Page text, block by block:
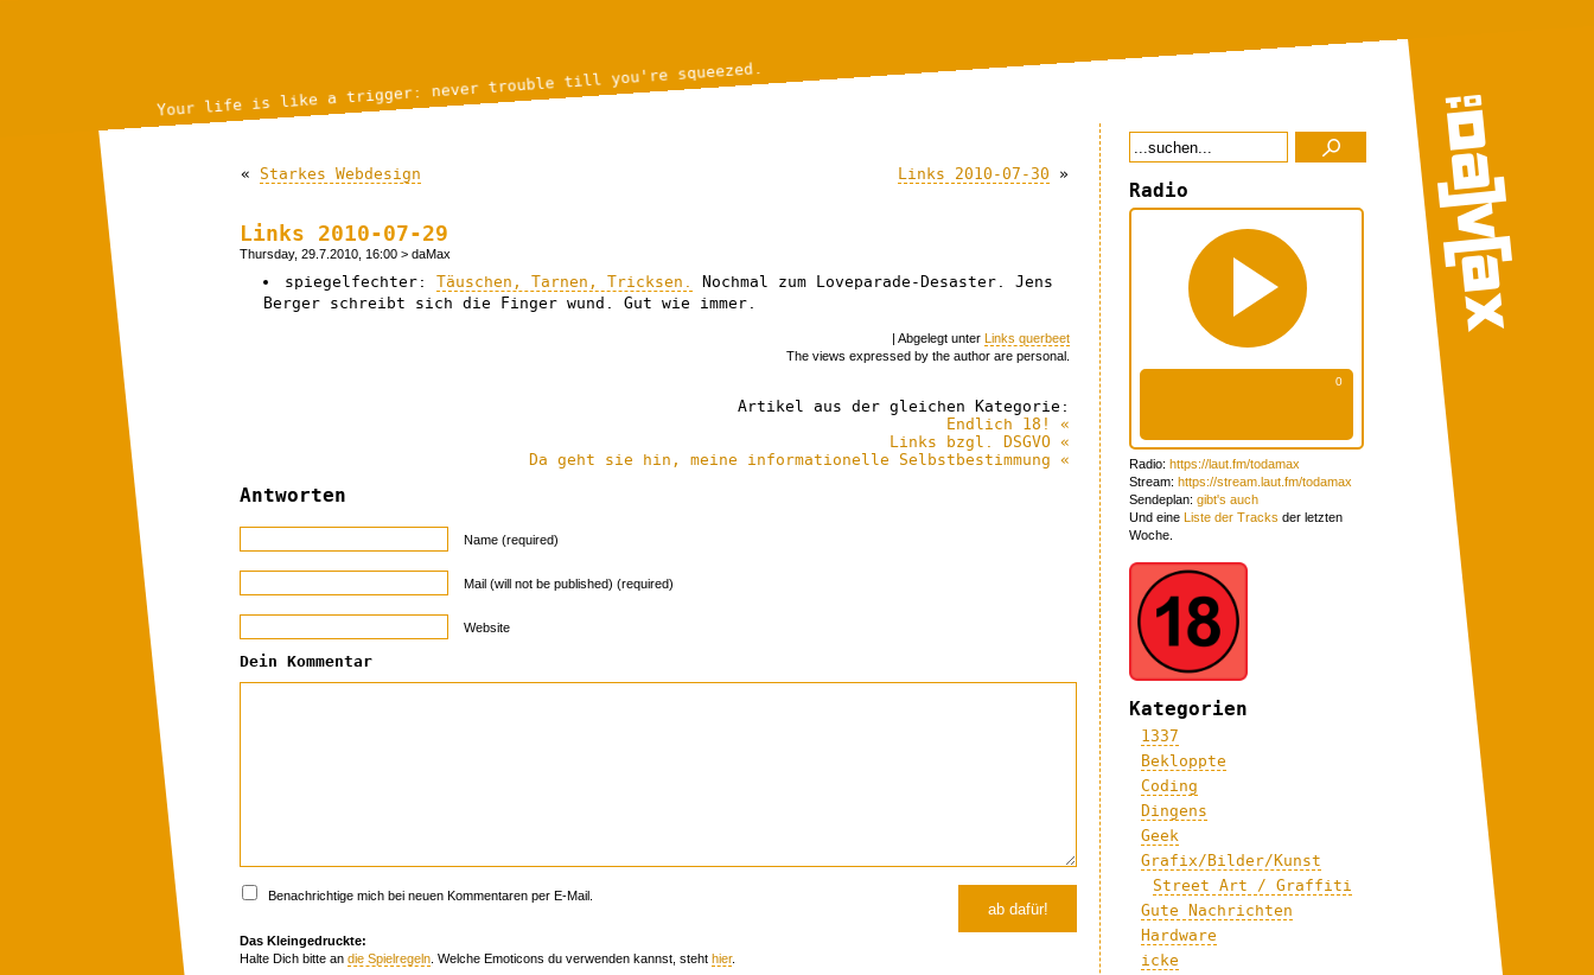
Your life is like a trigger: never trouble till you're squeezed.
« Starkes Webdesign Links 2010-07-30 »
Links 2010-07-29
Thursday, 29.7.2010, 16:00 > daMax
spiegelfechter:Täuschen, Tarnen, Tricksen.
Nochmal zum Loveparade-Desaster. Jens
Berger schreibt sich die Finger wund. Gut wie immer.
| Abgelegt unter
Links querbeet
The views expressed by the author are personal.
Artikel aus der gleichen Kategorie:
Endlich 18! «
Links bzgl. DSGVO «
Da geht sie hin, meine informationelle Selbstbestimmung «
Antworten
Name (required)
Mail (will not be published) (required)
Website
Dein Kommentar
Benachrichtige mich bei neuen Kommentaren per E-Mail.
Das Kleingedruckte:
Halte Dich bitte an die Spielregeln . Welche Emoticons du verwenden kannst, steht hier.
Radio
Radio: https://laut.fm/todamax
Stream: https://stream.laut.fm/todamax
Sendeplan: gibt's auch
Und eine Liste der Tracks der letzten
Woche.
Kategorien
1337
Bekloppte
Coding
Dingens
Geek
Grafix/Bilder/Kunst
Street Art / Graffiti
Gute Nachrichten
Hardware
icke